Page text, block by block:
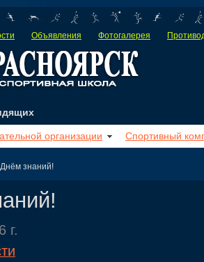
Объявления Фотогалерея
организации Спортивный
знаний!
г.